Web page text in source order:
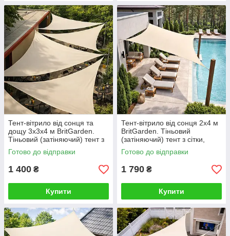
Тент-вітрило від сонця та
дощу 3х3х4 м BritGarden.
Тіньовий (затіняючий) тент з
оксфорду, бежевий. Тінь 95%
Готово до відправки
1 400 ₴
Купити
Тент-вітрило від сонця 2х4 м
BritGarden. Тіньовий
(затіняючий) тент з сітки,
молоко. Тінь 95%
Готово до відправки
1 790 ₴
Купити